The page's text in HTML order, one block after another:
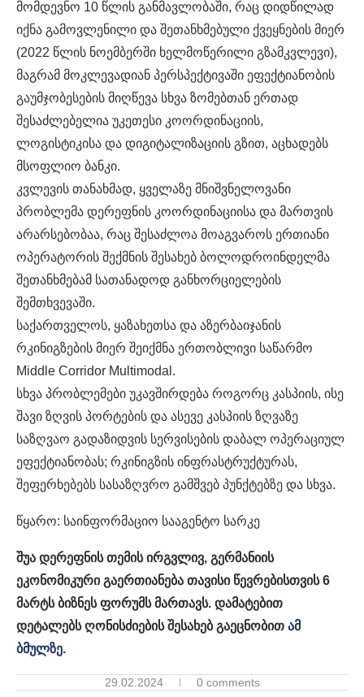
მომდევნო 10 წლის განმავლობაში, რაც დიდწილად
იქნა გამოვლენილი და შეთანხმებული ქვეყნების მიერ
(2022 წლის ნოემბერში ხელმოწერილი გზამკვლევი),
მაგრამ მოკლევადიან პერსპექტივაში ეფექტიანობის
გაუმჯობესების მიღწევა სხვა ზომებთან ერთად
შესაძლებელია უკეთესი კოორდინაციის,
ლოგისტიკისა და დიგიტალიზაციის გზით, აცხადებს
მსოფლიო ბანკი.
კვლევის თანახმად, ყველაზე მნიშვნელოვანი
პრობლემა დერეფნის კოორდინაციისა და მართვის
არარსებობაა, რაც შესაძლოა მოაგვაროს ერთიანი
ოპერატორის შექმნის შესახებ ბოლოდროინდელმა
შეთანხმებამ სათანადოდ განხორციელების
შემთხვევაში.
საქართველოს, ყაზახეთსა და აზერბაიჯანის
რკინიგზების მიერ შეიქმნა ერთობლივი საწარმო
Middle Corridor Multimodal.
სხვა პრობლემები უკავშირდება როგორც კასპიის, ისე
შავი ზღვის პორტების და ასევე კასპიის ზღვაზე
საზღვაო გადაზიდვის სერვისების დაბალ ოპერაციულ
ეფექტიანობას; რკინიგზის ინფრასტრუქტურას,
შეფერხებებს სასაზღვრო გამშვებ პუნქტებზე და სხვა.
წყარო: საინფორმაციო სააგენტო სარკე
შუა დერეფნის თემის ირგვლივ, გერმანიის
ეკონომიკური გაერთიანება თავისი წევრებისთვის 6
მარტს ბიზნეს ფორუმს მართავს. დამატებით
დეტალებს ღონისძიების შესახებ გაეცნობით ამ
ბმულზე.
29.02.2024 0 comments